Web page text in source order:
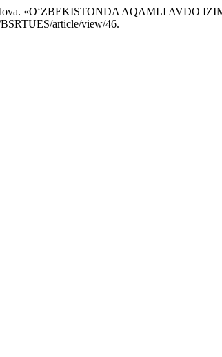
«O‘ZBEKISTONDA AQAMLI AVDO
article/view/46.